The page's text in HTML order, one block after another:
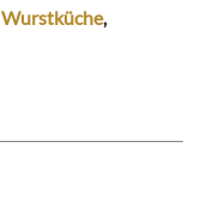
Wurstküche,